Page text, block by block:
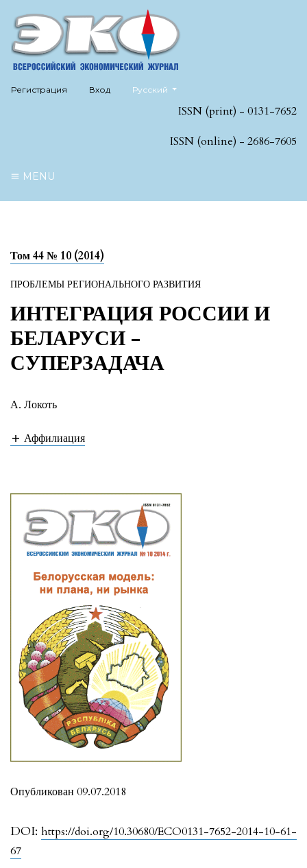
Регистрация Вход Русский
ISSN (print) - 0131-7652
ISSN (online) - 2686-7605
MENU
Том 44 № 10 (2014)
ПРОБЛЕМЫ РЕГИОНАЛЬНОГО РАЗВИТИЯ
ИНТЕГРАЦИЯ РОССИИ И
БЕЛАРУСИ -
СУПЕРЗАДАЧА
А. Локоть
Аффилиация
DOI: https://doi.org/10.30680/ECO0131-7652-2014-10-61-
67
Опубликован 09.07.2018